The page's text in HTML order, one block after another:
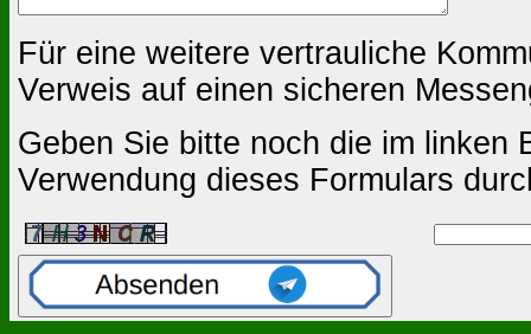
Für eine weitere vertrauliche
Verweis auf einen sicheren
Geben Sie bitte noch die im linken
Verwendung dieses Formulars